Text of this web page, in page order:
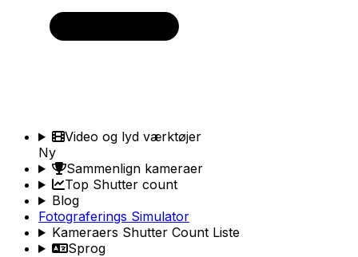
Video og lyd værktøjer
Ny
Sammenlign kameraer
Top Shutter count
Blog
Fotograferings Simulator
Kameraers Shutter Count Liste
Sprog